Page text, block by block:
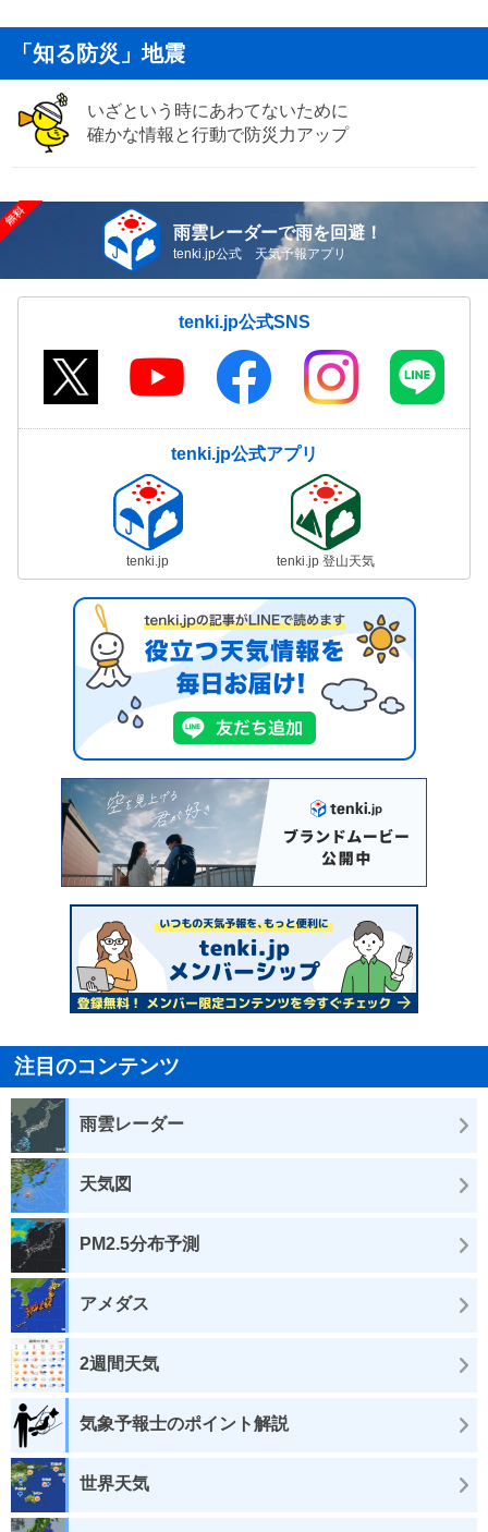
「知る防災」地震
いざという時にあわてないために
確かな情報と行動で防災力アップ
雨雲レーダーで雨を回避！
tenki.jp公式 天気予報アプリ
tenki.jp公式SNS
tenki.jp公式アプリ
tenki.jp tenki.jp 登山天気
注目のコンテンツ
雨雲レーダー
天気図
PM2.5分布予測
アメダス
2週間天気
気象予報士のポイント解説
世界天気